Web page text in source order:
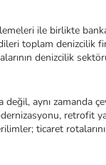
ile birlikte
toplam
denizcilik
değil, aynı
retrofit
ticaret